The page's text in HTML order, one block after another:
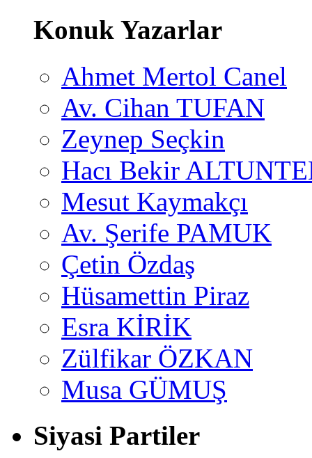
Konuk Yazarlar
Ahmet Mertol Canel
Av. Cihan TUFAN
Zeynep Seçkin
Hacı Bekir
Mesut Kaymakçı
Av. Şerife PAMUK
Çetin Özdaş
Hüsamettin Piraz
Esra KİRİK
Zülfikar ÖZKAN
Musa GÜMUŞ
Siyasi Partiler